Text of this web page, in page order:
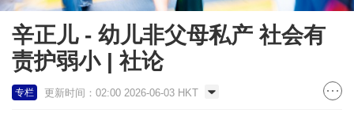
辛正儿 - 幼儿非父母私产 社会有
责护弱小 | 社论
专栏 更新时间：02:00 2026-06-03 HKT